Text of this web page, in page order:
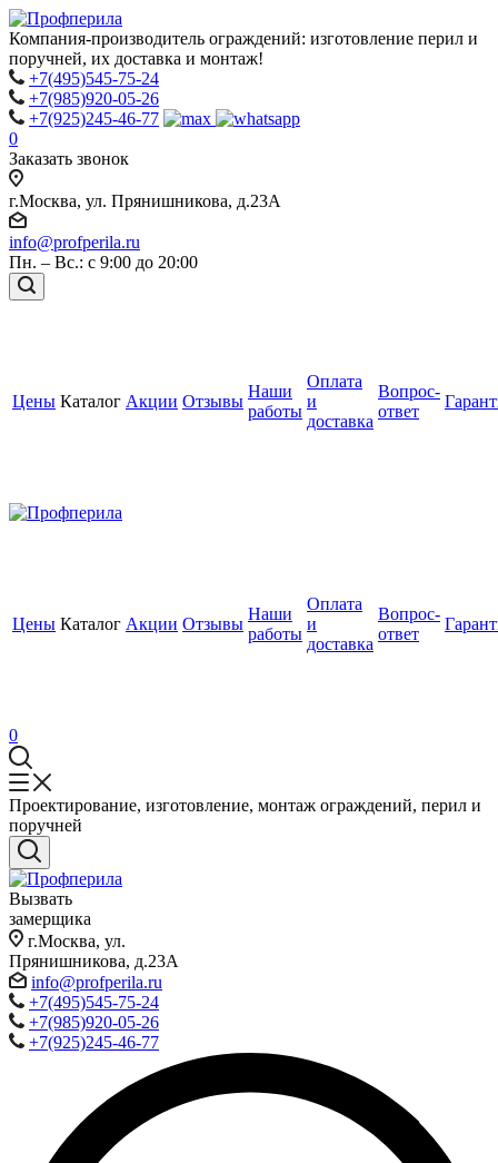
Компания-производитель ограждений: изготовление перил и
поручней, их доставка и монтаж!
+7(495)545-75-24
+7(985)920-05-26
+7(925)245-46-77
0
Заказать звонок
г.Москва, ул. Прянишникова, д.23А
info@profperila.ru
Пн. – Вс.: с 9:00 до 20:00
Цены Каталог Акции Отзывы
Наши
работы
Оплата
и
доставка
Вопрос-
ответ
Цены Каталог Акции Отзывы
Наши
работы
Оплата
и
доставка
Вопрос-
ответ
0
Проектирование, изготовление, монтаж ограждений, перил и
поручней
Вызвать
замерщика
г.Москва, ул.
Прянишникова, д.23А
info@profperila.ru
+7(495)545-75-24
+7(985)920-05-26
+7(925)245-46-77